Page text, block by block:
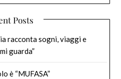
Posts
racconta sogni, viaggi e
guarda”
è “MUFASA”